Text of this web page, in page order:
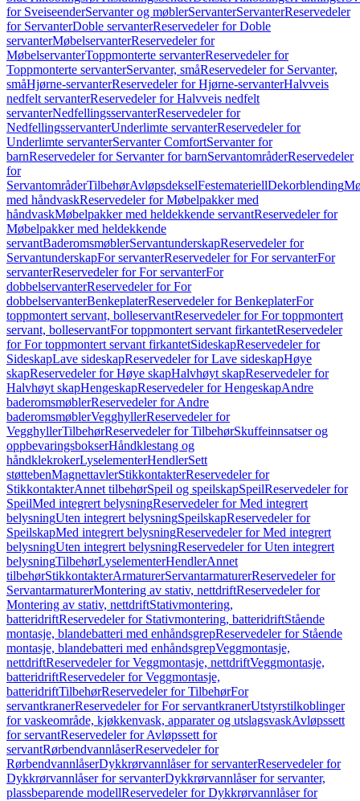
for SveiseenderServanter og møblerServanterServanterReservedeler
for ServanterDoble servanterReservedeler for Doble
servanterMøbelservanterReservedeler for
MøbelservanterToppmonterte servanterReservedeler for
Toppmonterte servanterServanter, småReservedeler for Servanter,
småHjørne-servanterReservedeler for Hjørne-servanterHalvveis
nedfelt servanterReservedeler for Halvveis nedfelt
servanterNedfellingsservanterReservedeler for
NedfellingsservanterUnderlimte servanterReservedeler for
Underlimte servanterServanter ComfortServanter for
barnReservedeler for Servanter for barnServantområderReservedeler
for
ServantområderTilbehørAvløpsdekselFestemateriellDekorblending
med håndvaskReservedeler for Møbelpakker med
håndvaskMøbelpakker med heldekkende servantReservedeler for
Møbelpakker med heldekkende
servantBaderomsmøblerServantunderskapReservedeler for
ServantunderskapFor servanterReservedeler for For servanterFor
servanterReservedeler for For servanterFor
dobbelservanterReservedeler for For
dobbelservanterBenkeplaterReservedeler for BenkeplaterFor
toppmontert servant, bolleservantReservedeler for For toppmontert
servant, bolleservantFor toppmontert servant firkantetReservedeler
for For toppmontert servant firkantetSideskapReservedeler for
SideskapLave sideskapReservedeler for Lave sideskapHøye
skapReservedeler for Høye skapHalvhøyt skapReservedeler for
Halvhøyt skapHengeskapReservedeler for HengeskapAndre
baderomsmøblerReservedeler for Andre
baderomsmøblerVegghyllerReservedeler for
VegghyllerTilbehørReservedeler for TilbehørSkuffeinnsatser og
oppbevaringsbokserHåndklestang og
håndklekrokerLyselementerHendlerSett
støttebenMagnettavlerStikkontakterReservedeler for
StikkontakterAnnet tilbehørSpeil og speilskapSpeilReservedeler for
SpeilMed integrert belysningReservedeler for Med integrert
belysningUten integrert belysningSpeilskapReservedeler for
SpeilskapMed integrert belysningReservedeler for Med integrert
belysningUten integrert belysningReservedeler for Uten integrert
belysningTilbehørLyselementerHendlerAnnet
tilbehørStikkontakterArmaturerServantarmaturerReservedeler for
ServantarmaturerMontering av stativ, nettdriftReservedeler for
Montering av stativ, nettdriftStativmontering,
batteridriftReservedeler for Stativmontering, batteridriftStående
montasje, blandebatteri med enhåndsgrepReservedeler for Stående
montasje, blandebatteri med enhåndsgrepVeggmontasje,
nettdriftReservedeler for Veggmontasje, nettdriftVeggmontasje,
batteridriftReservedeler for Veggmontasje,
batteridriftTilbehørReservedeler for TilbehørFor
servantkranerReservedeler for For servantkranerUtstyrstilkoblinger
for vaskeområde, kjøkkenvask, apparater og utslagsvaskAvløpssett
for servantReservedeler for Avløpssett for
servantRørbendvannlåserReservedeler for
RørbendvannlåserDykkrørvannlåser for servanterReservedeler for
Dykkrørvannlåser for servanterDykkrørvannlåser for servanter,
plassbeparende modellReservedeler for Dykkrørvannlåser for